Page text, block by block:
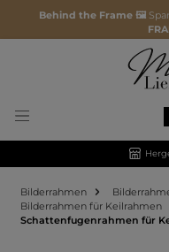
Behind the Frame 🖼️
Bilderrahmen
Bilderrahmen für Keilrahmen
Schattenfugenrahmen für